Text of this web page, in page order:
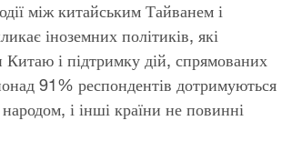
між китайським Тайванем і
іноземних політиків, які
і підтримку дій, спрямованих
91% респондентів дотримуються
і інші країни не повинні